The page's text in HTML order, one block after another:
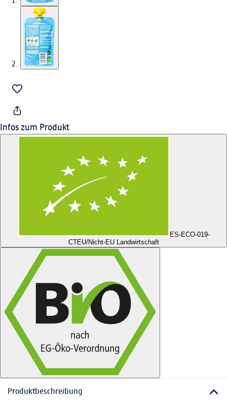
Infos zum Produkt
ES-ECO-019-
CTEU/Nicht-EU Landwirtschaft
Produktbeschreibung